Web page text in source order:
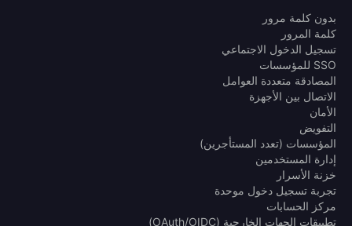
بدون كلمة مرور
كلمة المرور
تسجيل الدخول الاجتماعي
SSO للمؤسسات
المصادقة متعددة العوامل
الاتصال بين الأجهزة
الأمان
التفويض
المؤسسات (تعدد المستأجرين)
إدارة المستخدمين
خزنة الأسرار
تجربة تسجيل دخول موحدة
مركز الحسابات
تطبيقات الجهات الخارجية (OAuth/OIDC)